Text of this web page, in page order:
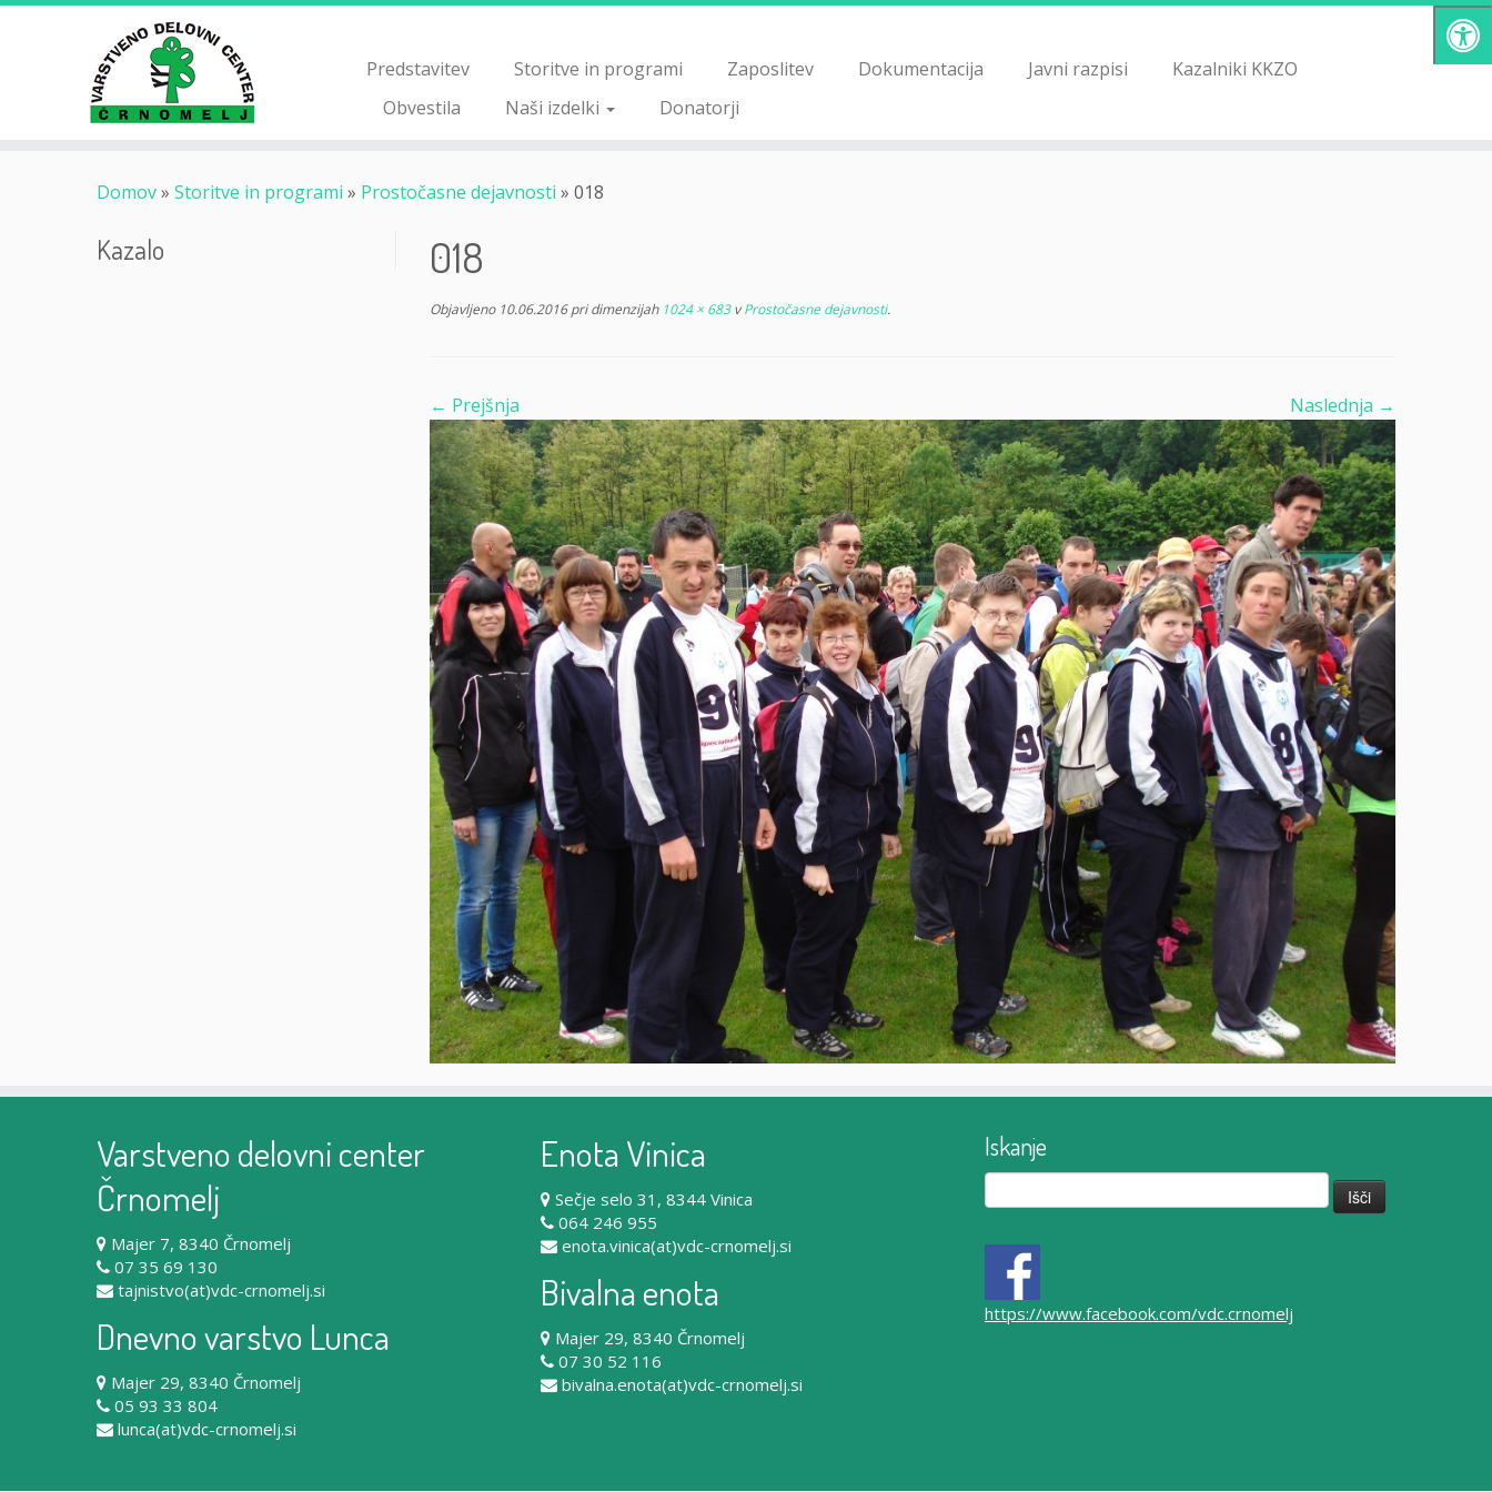
Skoči
Predstavitev Storitve in programi Zaposlitev Dokumentacija Javni razpisi
Kazalniki KKZO
Obvestila
Naši izdelki Donatorji
Domov» Storitve in programi » Prostočasne dejavnosti » 018
Kazalo 018
Objavljeno 10.06.2016pri dimenzijah1024 × 683vProstočasne dejavnosti.
← Prejšnja Naslednja →
Varstveno delovni center
Črnomelj
Majer 7, 8340 Črnomelj
07 35 69 130
tajnistvo(at)vdc-crnomelj.si
Dnevno varstvo Lunca
Majer 29, 8340 Črnomelj
05 93 33 804
lunca(at)vdc-crnomelj.si
Enota Vinica
Sečje selo 31, 8344 Vinica
064 246 955
enota.vinica(at)vdc-crnomelj.si
Bivalna enota
Majer 29, 8340 Črnomelj
07 30 52 116
bivalna.enota(at)vdc-crnomelj.si
Iskanje
https://www.facebook.com/vdc.crnomelj